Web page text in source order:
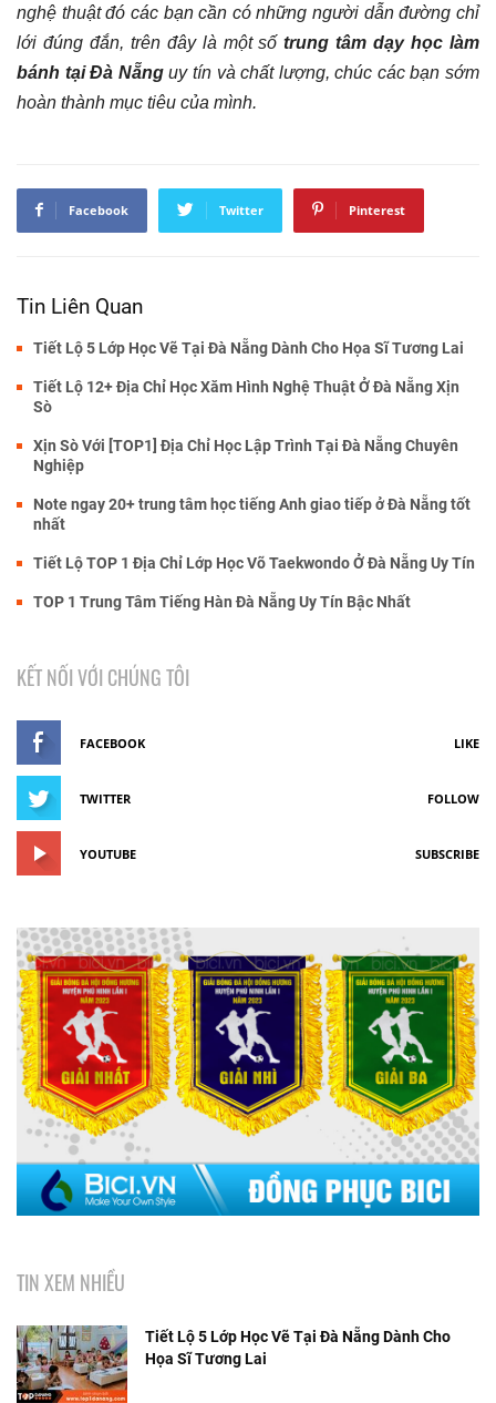
nghệ thuật đó các bạn cần có những người dẫn đường chỉ
lới đúng đắn, trên đây là một số trung tâm dạy học làm
bánh tại Đà Nẵnguy tín và chất lượng, chúc các bạn sớm
hoàn thành mục tiêu của mình.
Facebook Twitter Pinterest
Tin Liên Quan
Tiết Lộ 5 Lớp Học Vẽ Tại Đà Nẵng Dành Cho Họa Sĩ Tương Lai
Tiết Lộ 12+ Địa Chỉ Học Xăm Hình Nghệ Thuật Ở Đà Nẵng Xịn
Sò
Xịn Sò Với [TOP1] Địa Chỉ Học Lập Trình Tại Đà Nẵng Chuyên
Nghiệp
Note ngay 20+ trung tâm học tiếng Anh giao tiếp ở Đà Nẵng tốt
nhất
Tiết Lộ TOP 1 Địa Chỉ Lớp Học Võ Taekwondo Ở Đà Nẵng Uy Tín
TOP 1 Trung Tâm Tiếng Hàn Đà Nẵng Uy Tín Bậc Nhất
KẾT NỐI VỚI CHÚNG TÔI
FACEBOOK LIKE
TWITTER FOLLOW
YOUTUBE SUBSCRIBE
TIN XEM NHIỀU
Tiết Lộ 5 Lớp Học Vẽ Tại Đà Nẵng Dành Cho
Họa Sĩ Tương Lai